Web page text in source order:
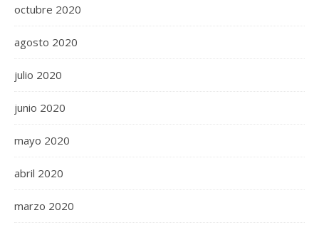
octubre 2020
agosto 2020
julio 2020
junio 2020
mayo 2020
abril 2020
marzo 2020